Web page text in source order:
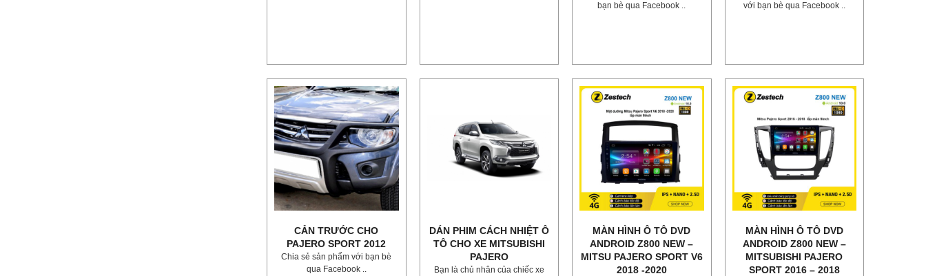
bạn bè qua Facebook ..
với bạn bè qua Facebook ..
CẢN TRƯỚC CHO
PAJERO SPORT 2012
Chia sẻ sản phẩm với bạn bè
qua Facebook ..
DÁN PHIM CÁCH NHIỆT Ô
TÔ CHO XE MITSUBISHI
PAJERO
Bạn là chủ nhân của chiếc xe
MÀN HÌNH Ô TÔ DVD
ANDROID Z800 NEW –
MITSU PAJERO SPORT V6
2018 -2020
MÀN HÌNH Ô TÔ DVD
ANDROID Z800 NEW –
MITSUBISHI PAJERO
SPORT 2016 – 2018